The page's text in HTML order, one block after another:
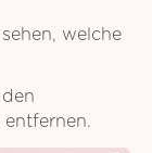
welche
entfernen.